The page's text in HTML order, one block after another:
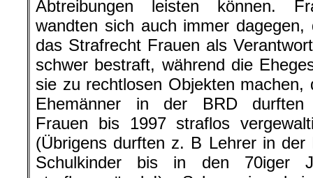
Abtreibungen leisten können.
wandten sich auch immer dagegen,
das Strafrecht Frauen als
schwer bestraft, während die
sie zu rechtlosen Objekten machen,
Ehemänner in der BRD durften
Frauen bis 1997 straflos
(Übrigens durften z. B Lehrer in der
Schulkinder bis in den 70iger